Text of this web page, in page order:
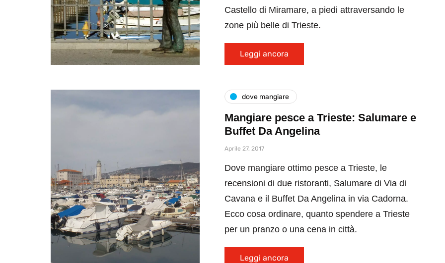
Castello di Miramare, a piedi attraversando le
zone più belle di Trieste.
Leggi ancora
dove mangiare
Mangiare pesce a Trieste: Salumare e
Buffet Da Angelina
Aprile 27, 2017
Dove mangiare ottimo pesce a Trieste, le
recensioni di due ristoranti, Salumare di Via di
Cavana e il Buffet Da Angelina in via Cadorna.
Ecco cosa ordinare, quanto spendere a Trieste
per un pranzo o una cena in città.
Leggi ancora